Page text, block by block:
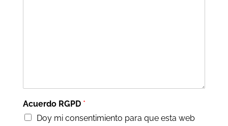
Acuerdo RGPD *
Doy mi consentimiento para que esta web